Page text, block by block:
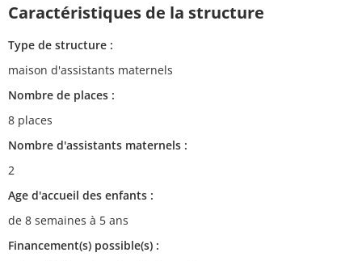
Caractéristiques de la structure
Type de structure :
maison d'assistants maternels
Nombre de places :
8 places
Nombre d'assistants maternels :
2
Age d'accueil des enfants :
de 8 semaines à 5 ans
Financement(s) possible(s) :